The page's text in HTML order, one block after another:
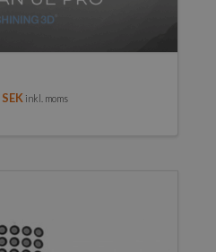
SEK inkl. moms